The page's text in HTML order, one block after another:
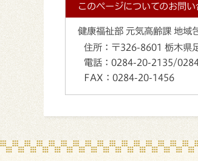
このページについてのお問
健康福祉部 元気高齢課 地域
住所： 〒326-8601 栃木県
電話： 0284-20-2135/
FAX： 0284-20-1456